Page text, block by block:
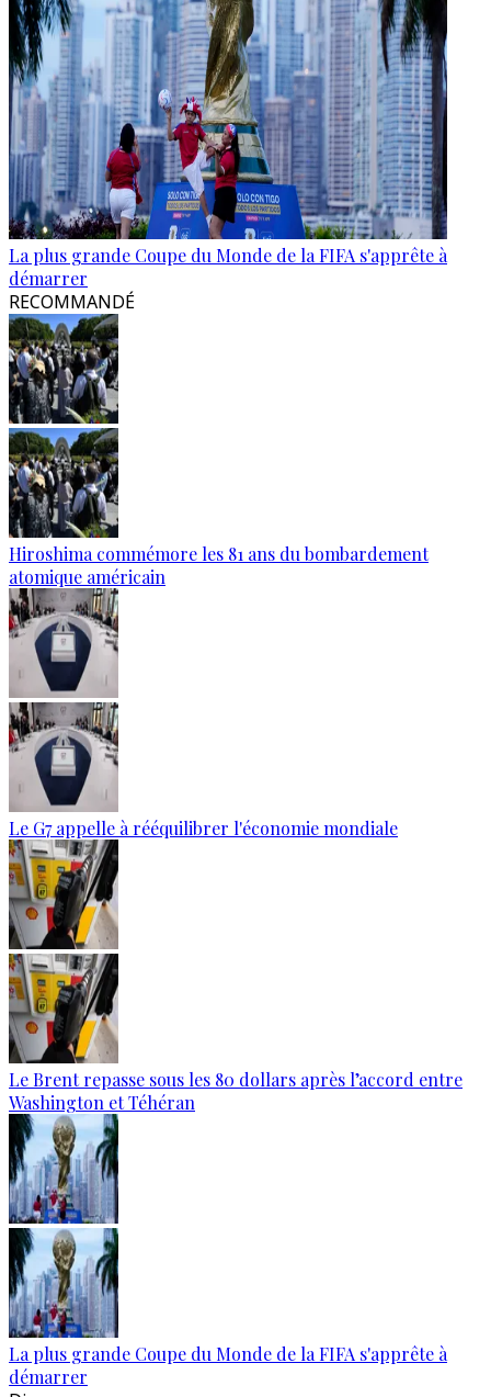
La plus grande Coupe du Monde de la FIFA s'apprête à
démarrer
RECOMMANDÉ
Hiroshima commémore les 81 ans du bombardement
atomique américain
Le G7 appelle à rééquilibrer l'économie mondiale
Le Brent repasse sous les 80 dollars après l’accord entre
Washington et Téhéran
La plus grande Coupe du Monde de la FIFA s'apprête à
démarrer